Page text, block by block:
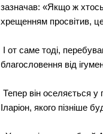
зазначав: «Якщо ж
хрещенням просвітив,
І от саме тоді,
благословення від
Тепер він оселяється у
Іларіон, якого пізніше